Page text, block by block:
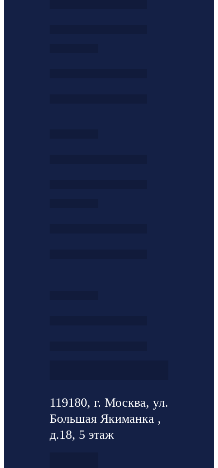
119180, г. Москва, ул.
Большая Якиманка ,
д.18, 5 этаж